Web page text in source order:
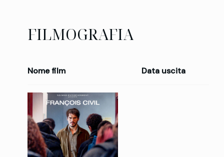
FILMOGRAFIA
Nome film Data uscita